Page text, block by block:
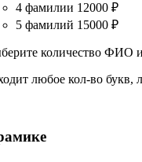
4 фамилии 12000 ₽
5 фамилий 15000 ₽
количество ФИО
любое кол-во